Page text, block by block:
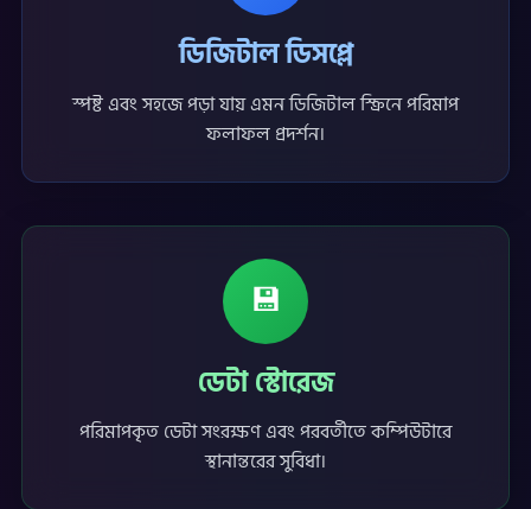
ডিজিটাল ডিসপ্লে
স্পষ্ট এবং সহজে পড়া যায় এমন ডিজিটাল স্ক্রিনে পরিমাপ
ফলাফল প্রদর্শন।
💾
ডেটা স্টোরেজ
পরিমাপকৃত ডেটা সংরক্ষণ এবং পরবর্তীতে কম্পিউটারে
স্থানান্তরের সুবিধা।